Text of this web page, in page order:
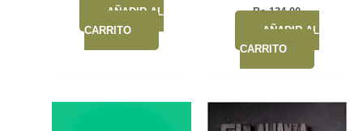
AÑADIR AL
CARRITO
Bs.134,00
AÑADIR AL
CARRITO